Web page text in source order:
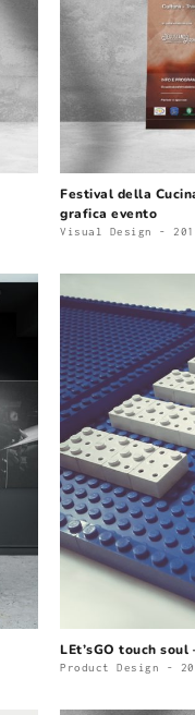
Festival della
grafica evento
Visual Design -
LEt’sGO touch
Product Design -